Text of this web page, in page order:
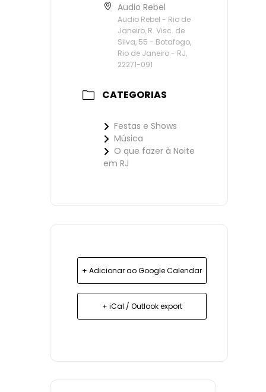
Audio Rebel
Audio Rebel - Rio de
Janeiro, R. Visc. de
Silva, 55 - Botafogo,
Rio de Janeiro - RJ,
22271-091
CATEGORIAS
Festas e Shows
Música
O que fazer à Noite
em RJ
+ Adicionar ao Google Calendar
+ iCal / Outlook export